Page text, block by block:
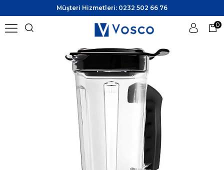
Müşteri Hizmetleri: 0232 502 66 76
Üye Girişi Üye Ol
0